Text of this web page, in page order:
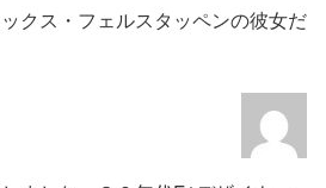
クス・フェルスタッペンの彼女だ